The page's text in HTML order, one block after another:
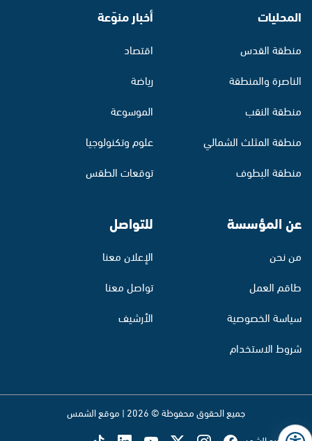
المحليات
منطقة القدس
الناصرة والمنطقة
منطقة النقب
منطقة المثلث الشمالي
منطقة البطوف
أخبار منوّعة
اقتصاد
رياضة
الموسوعة
علوم وتكنولوجيا
توقعات الطقس
عن المؤسسة
من نحن
طاقم العمل
سياسة الخصوصية
شروط الاستخدام
للتواصل
الإعلان معنا
تواصل معنا
الأرشيف
جميع الحقوق محفوظة © 2026 | موقع الشمس